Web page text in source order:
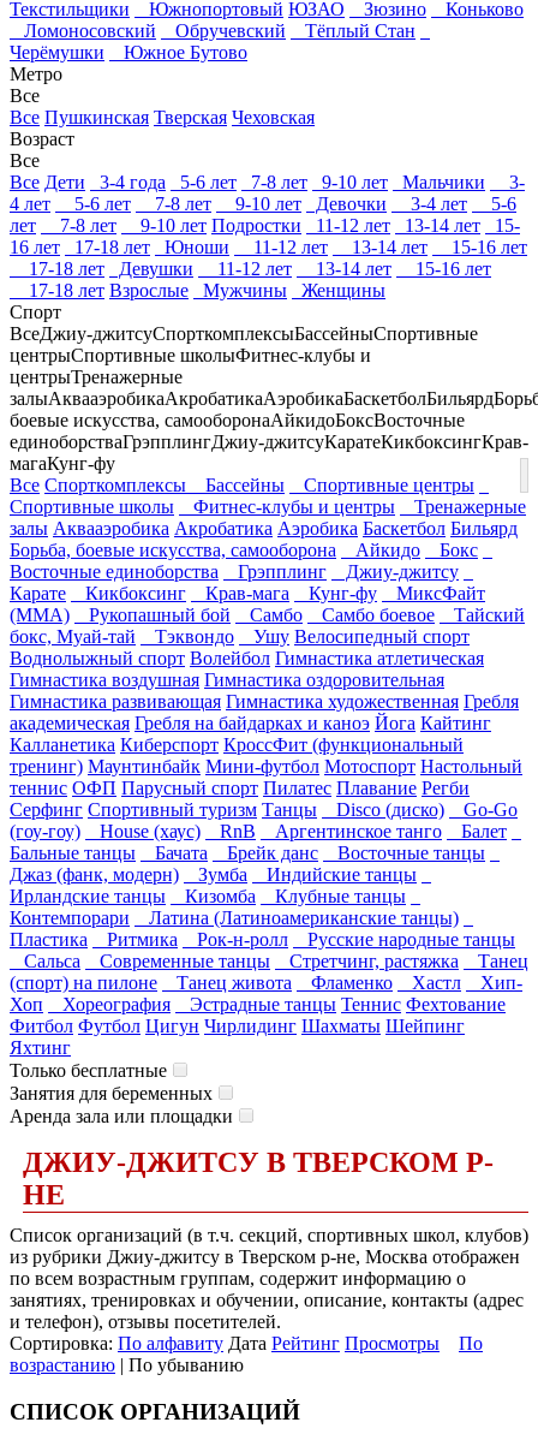
Текстильщики
Южнопортовый ЮЗАО Зюзино
Коньково
Ломоносовский
Обручевский
Тёплый Стан
Черёмушки
Южное Бутово
Метро
Все
Все Пушкинская Тверская Чеховская
Возраст
Все
Все Дети 3-4 года 5-6 лет 7-8 лет 9-10 лет Мальчики
3-
4 лет
5-6 лет 7-8 лет 9-10 лет Девочки 3-4 лет
5-6
лет
7-8 лет 9-10 лет Подростки 11-12 лет 13-14 лет
15-
16 лет
17-18 лет Юноши 11-12 лет 13-14 лет
15-16 лет
17-18 лет
Девушки 11-12 лет 13-14 лет
15-16 лет
17-18 лет Взрослые Мужчины
Женщины
Спорт
ВсеДжиу-джитсуСпорткомплексыБассейныСпортивные
центрыСпортивные школыФитнес-клубы и
центрыТренажерные
залыАквааэробикаАкробатикаАэробикаБаскетболБильярд
боевые искусства, самооборонаАйкидоБоксВосточные
единоборстваГрэпплингДжиу-джитсуКаратеКикбоксингКрав-
магаКунг-фу
Все Спорткомплексы Бассейны
Спортивные центры
Спортивные школы
Фитнес-клубы и центры
Тренажерные
залы Аквааэробика Акробатика Аэробика Баскетбол Бильярд
Борьба, боевые искусства, самооборона
Айкидо
Бокс
Восточные единоборства
Грэпплинг
Джиу-джитсу
Карате
Кикбоксинг Крав-мага Кунг-фу
МиксФайт
(ММА)
Рукопашный бой Самбо Самбо боевое
Тайский
бокс, Муай-тай
Тэквондо Ушу Велосипедный спорт
Воднолыжный спорт Волейбол Гимнастика атлетическая
Гимнастика воздушная Гимнастика оздоровительная
Гимнастика развивающая Гимнастика художественная Гребля
академическая Гребля на байдарках и каноэ Йога Кайтинг
Калланетика Киберспорт КроссФит (функциональный
тренинг) Маунтинбайк Мини-футбол Мотоспорт Настольный
теннис ОФП Парусный спорт Пилатес Плавание Регби
Серфинг Спортивный туризм Танцы Disco (диско)
Go-Go
(гоу-гоу)
House (хаус) RnB Аргентинское танго
Балет
Бальные танцы
Бачата Брейк данс
Восточные танцы
Джаз (фанк, модерн)
Зумба
Индийские танцы
Ирландские танцы
Кизомба
Клубные танцы
Контемпорари
Латина (Латиноамериканские танцы)
Пластика
Ритмика Рок-н-ролл
Русские народные танцы
Сальса
Современные танцы Стретчинг, растяжка
Танец
(спорт) на пилоне
Танец живота Фламенко Хастл
Хип-
Хоп
Хореография Эстрадные танцы Теннис Фехтование
Фитбол Футбол Цигун Чирлидинг Шахматы Шейпинг
Яхтинг
Только бесплатные
Занятия для беременных
Аренда зала или площадки
ДЖИУ-ДЖИТСУ В ТВЕРСКОМ Р-
НЕ
Список организаций (в т.ч. секций, спортивных школ, клубов)
из рубрики Джиу-джитсу в Тверском р-не, Москва отображен
по всем возрастным группам, содержит информацию о
занятиях, тренировках и обучении, описание, контакты (адрес
и телефон), отзывы посетителей.
Сортировка: По алфавиту Дата Рейтинг Просмотры
По
возрастанию | По убыванию
СПИСОК ОРГАНИЗАЦИЙ